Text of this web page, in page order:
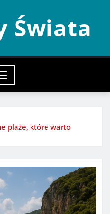
Świata
plaże, które warto